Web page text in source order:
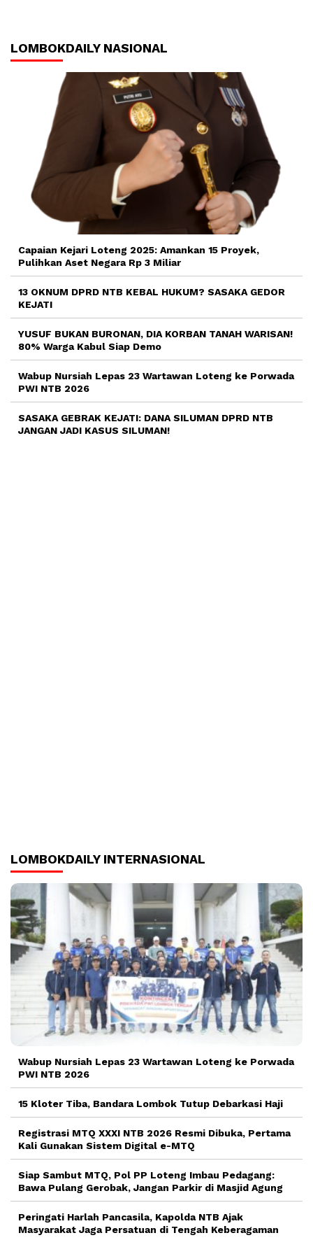
LOMBOKDAILY NASIONAL
Capaian Kejari Loteng 2025: Amankan 15 Proyek,
Pulihkan Aset Negara Rp 3 Miliar
13 OKNUM DPRD NTB KEBAL HUKUM? SASAKA GEDOR
KEJATI
YUSUF BUKAN BURONAN, DIA KORBAN TANAH WARISAN!
80% Warga Kabul Siap Demo
Wabup Nursiah Lepas 23 Wartawan Loteng ke Porwada
PWI NTB 2026
SASAKA GEBRAK KEJATI: DANA SILUMAN DPRD NTB
JANGAN JADI KASUS SILUMAN!
LOMBOKDAILY INTERNASIONAL
Wabup Nursiah Lepas 23 Wartawan Loteng ke Porwada
PWI NTB 2026
15 Kloter Tiba, Bandara Lombok Tutup Debarkasi Haji
Registrasi MTQ XXXI NTB 2026 Resmi Dibuka, Pertama
Kali Gunakan Sistem Digital e-MTQ
Siap Sambut MTQ, Pol PP Loteng Imbau Pedagang:
Bawa Pulang Gerobak, Jangan Parkir di Masjid Agung
Peringati Harlah Pancasila, Kapolda NTB Ajak
Masyarakat Jaga Persatuan di Tengah Keberagaman